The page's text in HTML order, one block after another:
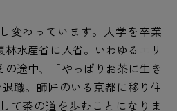
変わっています。大学を卒業
水産省に入省。いわゆるエリ
途中、「やっぱりお茶に生き
職。師匠のいる京都に移り住
て茶の道を歩むことになりま